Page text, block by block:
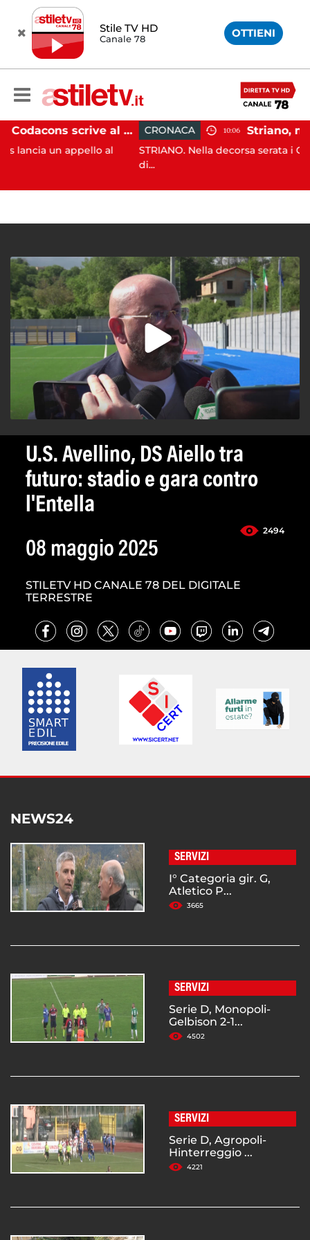
Stile TV HD
Canale 78 OTTIENI
Paestum, Codacons scrive al ministro Giuli: "Rilanciare scavi dell'Anfiteatro nell'area archeologica"
appello al
CRONACA 10:06
STRIANO. Nella decorsa serata i Carabinieri
U.S. Avellino, DS Aiello tra
futuro: stadio e gara contro
l'Entella
2494
08 maggio 2025
STILETV HD CANALE 78 DEL DIGITALE
TERRESTRE
NEWS24
SERVIZI
I° Categoria gir. G,
Atletico P...
3665
SERVIZI
Serie D, Monopoli-
Gelbison 2-1...
4502
SERVIZI
Serie D, Agropoli-
Hinterreggio ...
4221